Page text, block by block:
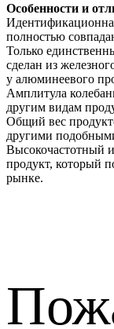
Особенности и
полностью
Только
сделан из
у алюминеевого
Амплитула
другим видам
Общий вес
другими
Высокочастотный
продукт, который
рынке.